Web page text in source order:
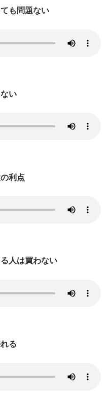
も問題ない
い
利点
人は買わない
る